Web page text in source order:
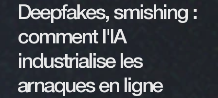
Deepfakes, smishing :
comment l'IA
industrialise les
arnaques en ligne